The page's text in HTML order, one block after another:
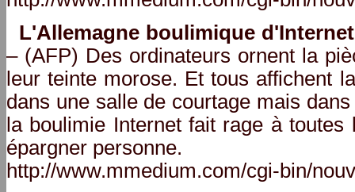
L'Allemagne boulimique
– (AFP) Des ordinateurs ornent la
leur teinte morose. Et tous affichent
dans une salle de courtage mais
la boulimie Internet fait rage à
épargner personne.
http://www.mmedium.com/cgi-bin/